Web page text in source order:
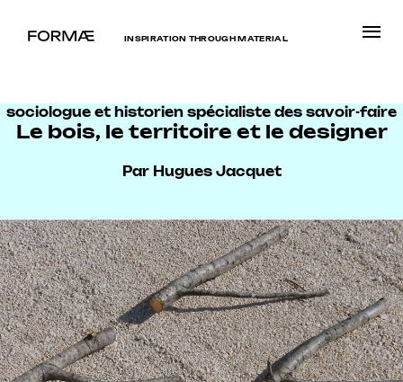
INSPIRATION THROUGH MATERIAL
sociologue et historien spécialiste des savoir-faire
Le bois, le territoire et le designer
Par Hugues Jacquet